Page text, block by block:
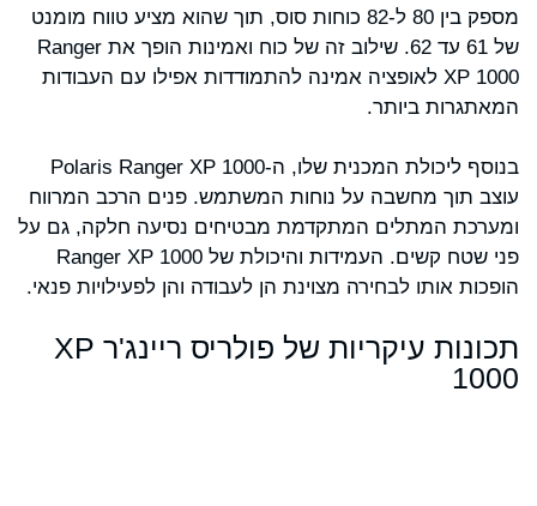
מספק בין 80 ל-82 כוחות סוס, תוך שהוא מציע טווח מומנט
של 61 עד 62. שילוב זה של כוח ואמינות הופך את Ranger
XP 1000 לאופציה אמינה להתמודדות אפילו עם העבודות
המאתגרות ביותר.
בנוסף ליכולת המכנית שלו, ה-Polaris Ranger XP 1000
עוצב תוך מחשבה על נוחות המשתמש. פנים הרכב המרווח
ומערכת המתלים המתקדמת מבטיחים נסיעה חלקה, גם על
פני שטח קשים. העמידות והיכולת של Ranger XP 1000
הופכות אותו לבחירה מצוינת הן לעבודה והן לפעילויות פנאי.
תכונות עיקריות של פולריס ריינג'ר XP
1000